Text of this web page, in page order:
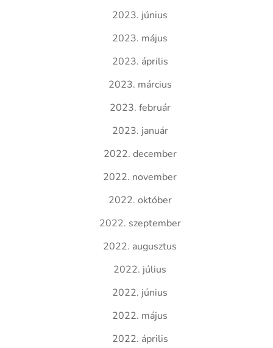
2023. június
2023. május
2023. április
2023. március
2023. február
2023. január
2022. december
2022. november
2022. október
2022. szeptember
2022. augusztus
2022. július
2022. június
2022. május
2022. április